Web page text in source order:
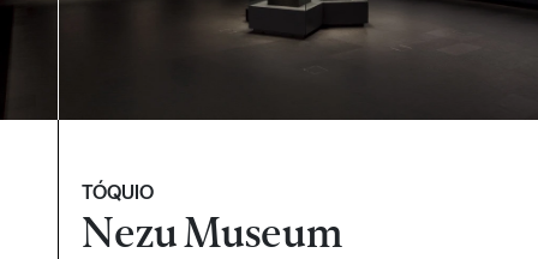
TÓQUIO
Nezu Museum